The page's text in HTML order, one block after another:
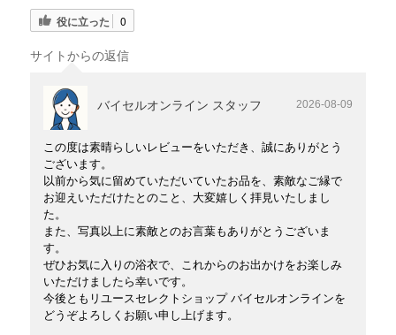
役に立った 0
サイトからの返信
バイセルオンライン スタッフ 2026-08-09
この度は素晴らしいレビューをいただき、誠にありがとう
ございます。
以前から気に留めていただいていたお品を、素敵なご縁で
お迎えいただけたとのこと、大変嬉しく拝見いたしまし
た。
また、写真以上に素敵とのお言葉もありがとうございま
す。
ぜひお気に入りの浴衣で、これからのお出かけをお楽しみ
いただけましたら幸いです。
今後ともリユースセレクトショップ バイセルオンラインを
どうぞよろしくお願い申し上げます。